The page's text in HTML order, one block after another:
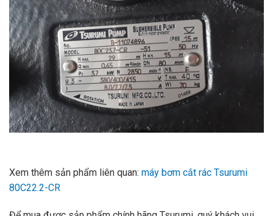
Xem thêm sản phẩm liên quan: máy bơm cắt rác Tsurumi
80C22.2-CR